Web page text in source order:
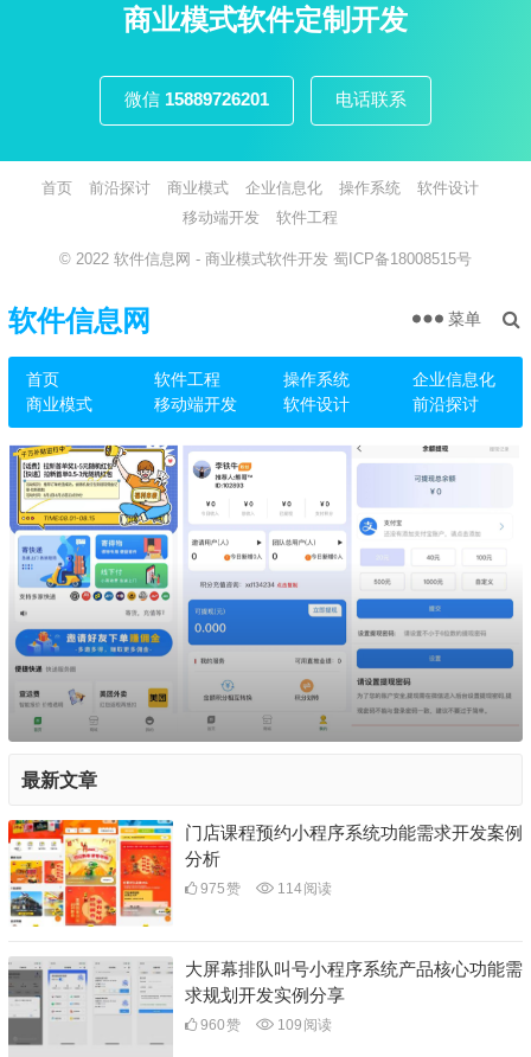
商业模式软件定制开发
微信 15889726201 电话联系
首页 前沿探讨 商业模式 企业信息化 操作系统
软件设计
移动端开发
软件工程
© 2022 软件信息网 - 商业模式软件开发 蜀ICP备18008515号
软件信息网
首页 软件工程 操作系统
企业信息化
商业模式
移动端开发 软件设计 前沿探讨
菜单
最新文章
门店课程预约小程序系统功能需求开发案例
分析
975赞 114阅读
大屏幕排队叫号小程序系统产品核心功能需
求规划开发实例分享
960赞 109 阅读